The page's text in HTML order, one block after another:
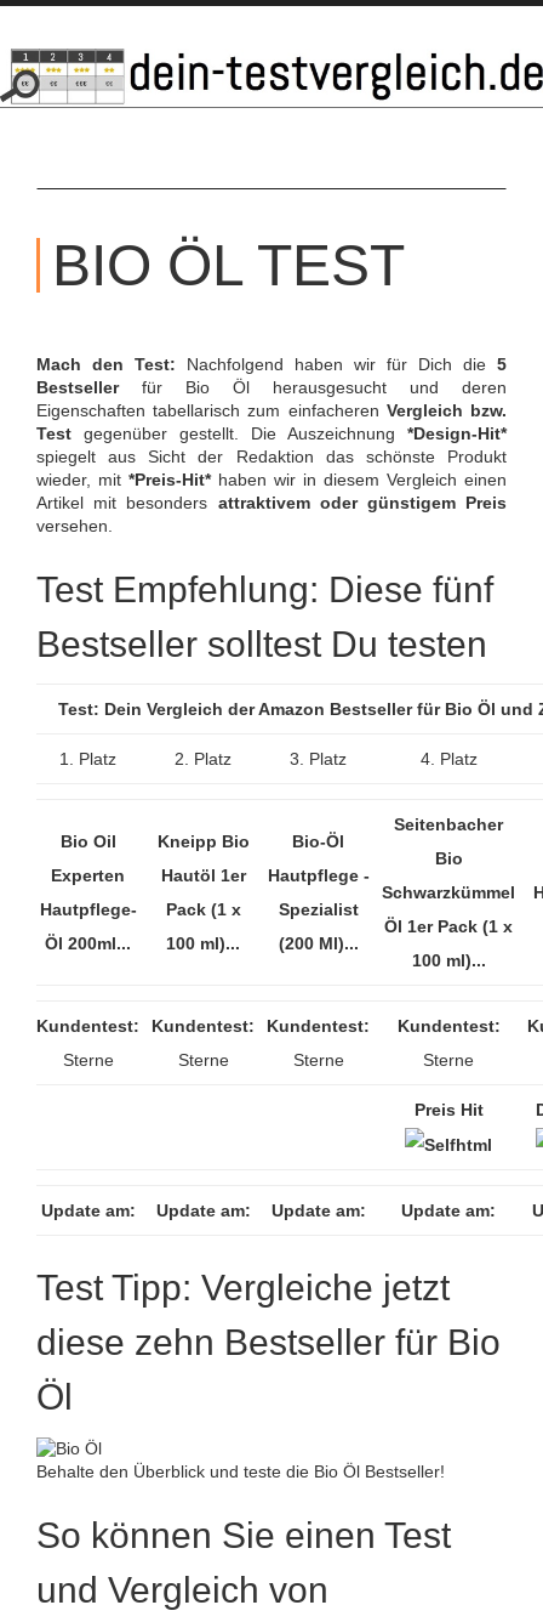
SKIP
CONTENT
BIO ÖL TEST
Mach den Test: Nachfolgend haben wir für Dich die 5
Bestsellerfür Bio Öl herausgesucht und deren
Eigenschaften tabellarisch zum einfacheren Vergleich bzw.
Test gegenüber gestellt. Die Auszeichnung *Design-Hit*
spiegelt aus Sicht der Redaktion das schönste Produkt
wieder, mit *Preis-Hit*haben wir in diesem Vergleich einen
Artikel mit besonders attraktivem oder günstigem Preis
versehen.
Test Empfehlung: Diese fünf
Bestseller solltest Du testen
Test: Dein Vergleich der Amazon Bestseller für Bio Öl und
1. Platz 2. Platz 3. Platz 4. Platz
Bio Oil
Experten
Hautpflege-
Öl 200ml...
Kneipp Bio
Hautöl 1er
Pack (1 x
100 ml)...
Bio-Öl
Hautpflege -
Spezialist
(200 Ml)...
Seitenbacher
Bio
Schwarzkümmel
Öl 1er Pack (1 x
100 ml)...
Kundentest:
Sterne
Kundentest:
Sterne
Kundentest:
Sterne
Kundentest:
Sterne
Preis Hit
Update am: Update am: Update am: Update am:
Test Tipp: Vergleiche jetzt
diese zehn Bestseller für Bio
Öl
Behalte den Überblick und teste die Bio Öl Bestseller!
So können Sie einen Test
und Vergleich von